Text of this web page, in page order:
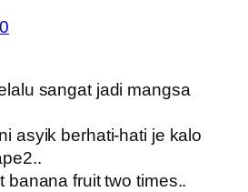
sangat jadi mangsa
asyik berhati-hati je kalo
banana fruit two times..